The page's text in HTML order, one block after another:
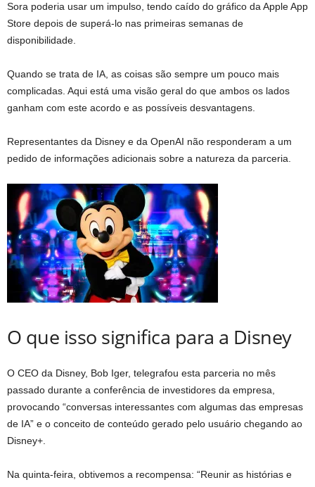
Sora poderia usar um impulso, tendo caído do gráfico da Apple App
Store depois de superá-lo nas primeiras semanas de
disponibilidade.
Quando se trata de IA, as coisas são sempre um pouco mais
complicadas. Aqui está uma visão geral do que ambos os lados
ganham com este acordo e as possíveis desvantagens.
Representantes da Disney e da OpenAI não responderam a um
pedido de informações adicionais sobre a natureza da parceria.
O que isso significa para a Disney
O CEO da Disney, Bob Iger, telegrafou esta parceria no mês
passado durante a conferência de investidores da empresa,
provocando “conversas interessantes com algumas das empresas
de IA” e o conceito de conteúdo gerado pelo usuário chegando ao
Disney+.
Na quinta-feira, obtivemos a recompensa: “Reunir as histórias e